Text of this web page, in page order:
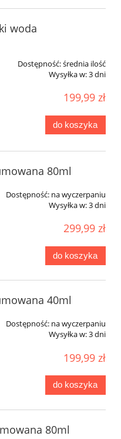
woda
Dostępność:średnia ilość
Wysyłka w:3 dni
199,99 zł
do koszyka
80ml
Dostępność: na wyczerpaniu
Wysyłka w:3 dni
299,99 zł
do koszyka
40ml
Dostępność: na wyczerpaniu
Wysyłka w:3 dni
199,99 zł
do koszyka
80ml